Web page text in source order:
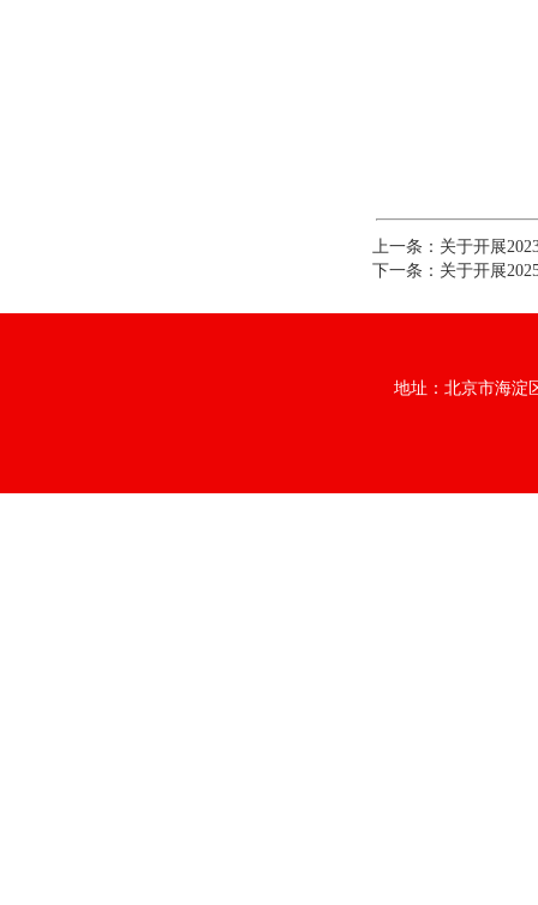
上一条： 关于开展
下一条： 关于开展
地址：北京市海淀